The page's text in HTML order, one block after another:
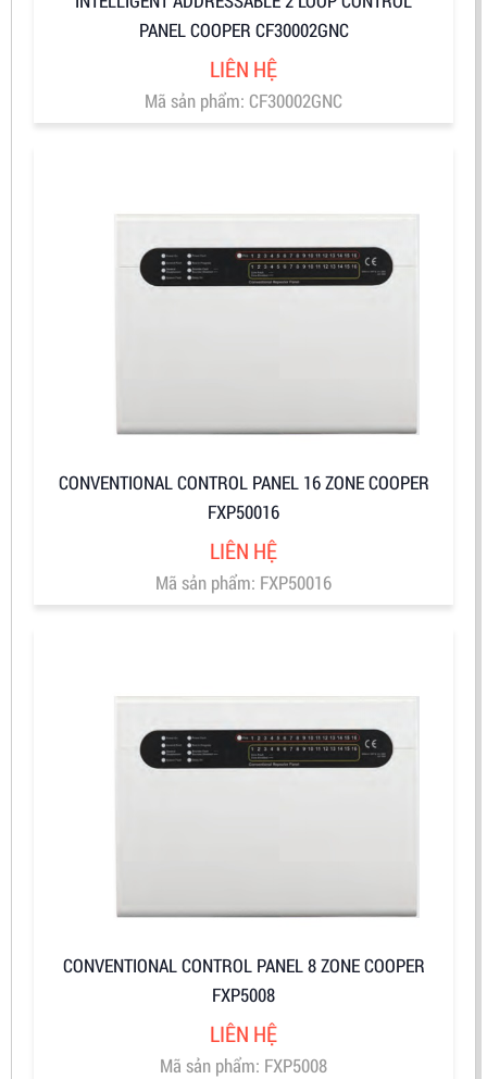
PANEL COOPER CF30002GNC
LIÊN HỆ
Mã sản phẩm: CF30002GNC
CONVENTIONAL CONTROL PANEL 16 ZONE COOPER
FXP50016
LIÊN HỆ
Mã sản phẩm: FXP50016
CONVENTIONAL CONTROL PANEL 8 ZONE COOPER
FXP5008
LIÊN HỆ
Mã sản phẩm: FXP5008